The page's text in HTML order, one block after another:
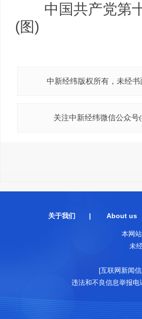
中国共产党第十
(图)
中新经纬版权所有，未经
关注中新经纬微信公众号
关于我们 | About us
本网
未
[互联网新闻
违法和不良信息举报